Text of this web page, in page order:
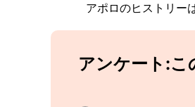
アポロのヒストリー
アンケート:こ